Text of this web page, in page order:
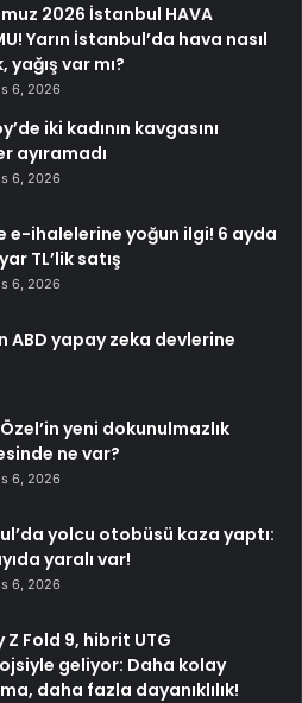
2026 İstanbul HAVA
Yarın İstanbul’da hava nasıl
yağış var mı?
6, 2026
iki kadının kavgasını
ayıramadı
6, 2026
e-ihalelerine yoğun ilgi! 6 ayda
TL’lik satış
6, 2026
ABD yapay zeka devlerine
yeni dokunulmazlık
ne var?
6, 2026
yolcu otobüsü kaza yaptı:
yaralı var!
6, 2026
Z Fold 9, hibrit UTG
geliyor: Daha kolay
daha fazla dayanıklılık!